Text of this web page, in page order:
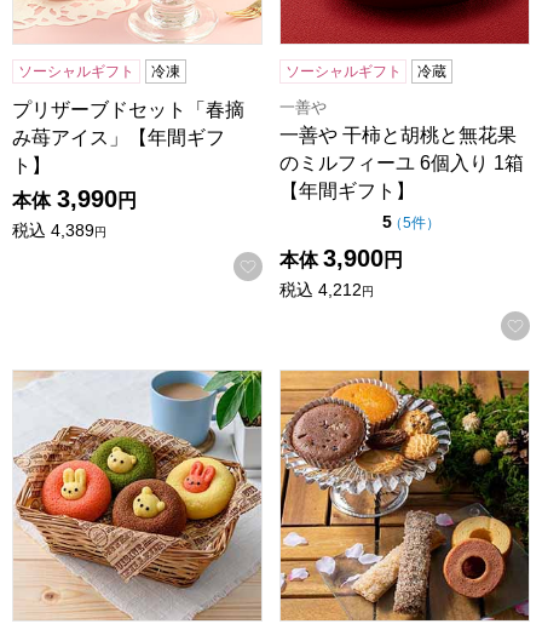
ソーシャルギフト 冷凍
プリザーブドセット「春摘
み苺アイス」【年間ギフ
ト】
本体 3,990円
税込 4,389円
お気に入りに登録する
ソーシャルギフト 冷蔵
一善や
一善や 干柿と胡桃と無花果
のミルフィーユ 6個入り 1箱
【年間ギフト】
5点（5点満点中）
（5件の評価
）
本体 3,900円
税込 4,212円
アニマルドーナツ 8個[ANM-20]【年間ギフト】
森の庭 焼き菓子アソート 結